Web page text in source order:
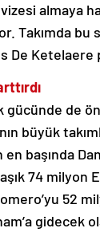
almaya
Takımda bu
Ketelaere
de
büyük
başında
74 milyon
52
gidecek